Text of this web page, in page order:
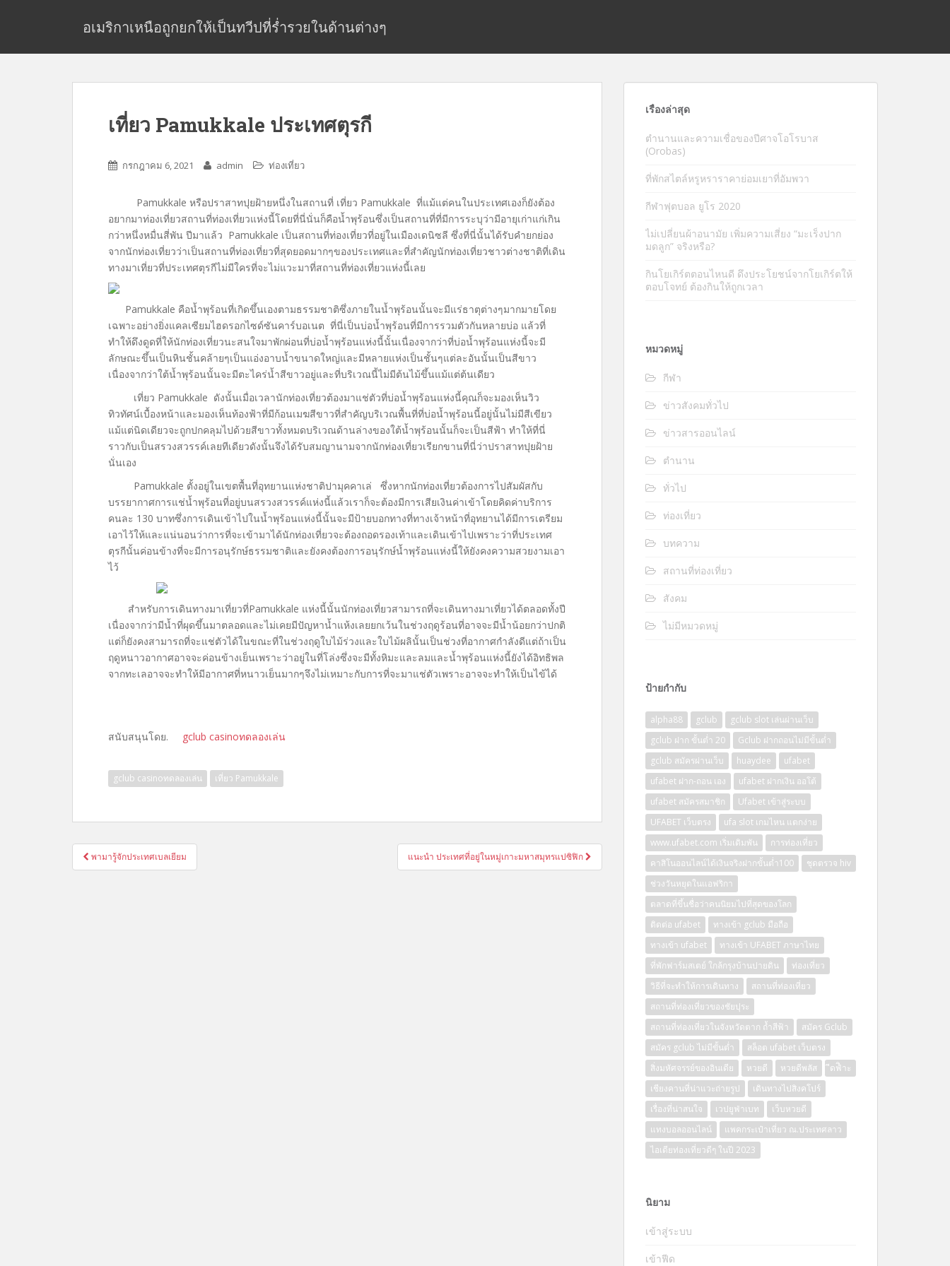
p
อเมริกาเหนือถูกยกให้เป็นทวีปที่ร่ำรวยในด้านต่างๆ
เที่ยว Pamukkale ประเทศตุรกี
กรกฎาคม 6, 2021 admin ท่องเที่ยว
Pamukkale หรือปราสาทปุยฝ้ายหนึ่งในสถานที่ เที่ยว Pamukkale ที่แม้แต่คนในประเทศเองก็ยังต้อง
อยากมาท่องเที่ยวสถานที่ท่องเที่ยวแห่งนี้โดยที่นี่นั่นก็คือน้ำพุร้อนซึ่งเป็นสถานที่ที่มีการระบุว่ามีอายุเก่าแก่เกิน
กว่าหนึ่งหมื่นสี่พัน ปีมาแล้ว Pamukkale เป็นสถานที่ท่องเที่ยวที่อยู่ในเมืองเดนิซลี ซึ่งที่นี่นั้นได้รับคำยกย่อง
จากนักท่องเที่ยวว่าเป็นสถานที่ท่องเที่ยวที่สุดยอดมากๆของประเทศและที่สำคัญนักท่องเที่ยวชาวต่างชาติที่เดิน
ทางมาเที่ยวที่ประเทศตุรกีไม่มีใครที่จะไม่แวะมาที่สถานที่ท่องเที่ยวแห่งนี้เลย
Pamukkale คือน้ำพุร้อนที่เกิดขึ้นเองตามธรรมชาติซึ่งภายในน้ำพุร้อนนั้นจะมีแร่ธาตุต่างๆมากมายโดย
เฉพาะอย่างยิ่งแคลเซียมไฮดรอกไซด์ซันคาร์บอเนต ที่นี่เป็นบ่อน้ำพุร้อนที่มีการรวมตัวกันหลายบ่อ แล้วที่
ทำให้ดึงดูดที่ให้นักท่องเที่ยวนะสนใจมาพักผ่อนที่บ่อน้ำพุร้อนแห่งนี้นั้นเนื่องจากว่าที่บ่อน้ำพุร้อนแห่งนี้จะมี
ลักษณะขึ้นเป็นหินชั้นคล้ายๆเป็นแอ่งอาบน้ำขนาดใหญ่และมีหลายแห่งเป็นชั้นๆแต่ละอันนั้นเป็นสีขาว
เนื่องจากว่าใต้น้ำพุร้อนนั้นจะมีตะไคร่น้ำสีขาวอยู่และที่บริเวณนี้ไม่มีต้นไม้ขึ้นแม้แต่ต้นเดียว
เที่ยว Pamukkale ดังนั้นเมื่อเวลานักท่องเที่ยวต้องมาแช่ตัวที่บ่อน้ำพุร้อนแห่งนี้คุณก็จะมองเห็นวิว
ทิวทัศน์เบื้องหน้าและมองเห็นท้องฟ้าที่มีก้อนเมฆสีขาวที่สำคัญบริเวณพื้นที่ที่บ่อน้ำพุร้อนนี้อยู่นั้นไม่มีสีเขียว
แม้แต่นิดเดียวจะถูกปกคลุมไปด้วยสีขาวทั้งหมดบริเวณด้านล่างของใต้น้ำพุร้อนนั้นก็จะเป็นสีฟ้า ทำให้ที่นี่
ราวกับเป็นสรวงสวรรค์เลยทีเดียวดังนั้นจึงได้รับสมญานามจากนักท่องเที่ยวเรียกขานที่นี่ว่าปราสาทปุยฝ้าย
นั่นเอง
Pamukkale ตั้งอยู่ในเขตพื้นที่อุทยานแห่งชาติปามุคคาเล่ ซึ่งหากนักท่องเที่ยวต้องการไปสัมผัสกับ
บรรยากาศการแช่น้ำพุร้อนที่อยู่บนสรวงสวรรค์แห่งนี้แล้วเราก็จะต้องมีการเสียเงินค่าเข้าโดยคิดค่าบริการ
คนละ 130 บาทซึ่งการเดินเข้าไปในน้ำพุร้อนแห่งนี้นั้นจะมีป้ายบอกทางที่ทางเจ้าหน้าที่อุทยานได้มีการเตรียม
เอาไว้ให้และแน่นอนว่าการที่จะเข้ามาได้นักท่องเที่ยวจะต้องถอดรองเท้าและเดินเข้าไปเพราะว่าที่ประเทศ
ตุรกีนั้นค่อนข้างที่จะมีการอนุรักษ์ธรรมชาติและยังคงต้องการอนุรักษ์น้ำพุร้อนแห่งนี้ให้ยังคงความสวยงามเอา
ไว้
สำหรับการเดินทางมาเที่ยวที่Pamukkale แห่งนี้นั้นนักท่องเที่ยวสามารถที่จะเดินทางมาเที่ยวได้ตลอดทั้งปี
เนื่องจากว่ามีน้ำที่ผุดขึ้นมาตลอดและไม่เคยมีปัญหาน้ำแห้งเลยยกเว้นในช่วงฤดูร้อนที่อาจจะมีน้ำน้อยกว่าปกติ
แต่ก็ยังคงสามารถที่จะแช่ตัวได้ในขณะที่ในช่วงฤดูใบไม้ร่วงและใบไม้ผลินั้นเป็นช่วงที่อากาศกำลังดีแต่ถ้าเป็น
ฤดูหนาวอากาศอาจจะค่อนข้างเย็นเพราะว่าอยู่ในที่โล่งซึ่งจะมีทั้งหิมะและลมและน้ำพุร้อนแห่งนี้ยังได้อิทธิพล
จากทะเลอาจจะทำให้มีอากาศที่หนาวเย็นมากๆจึงไม่เหมาะกับการที่จะมาแช่ตัวเพราะอาจจะทำให้เป็นไข้ได้
สนับสนุนโดย. gclub casinoทดลองเล่น
gclub casinoทดลองเล่น เที่ยว Pamukkale
แนะแนว
เรื่อง
พามารู้จักประเทศเบลเยียม แนะนำ ประเทศที่อยู่ในหมู่เกาะมหาสมุทรแปซิฟิก
เรื่องล่าสุด
ตำนานและความเชื่อของปีศาจโอโรบาส
(Orobas)
ที่พักสไตล์หรูหราราคาย่อมเยาที่อัมพวา
กีฬาฟุตบอล ยูโร 2020
ไม่เปลี่ยนผ้าอนามัย เพิ่มความเสี่ยง “มะเร็งปาก
มดลูก” จริงหรือ?
กินโยเกิร์ตตอนไหนดี ดึงประโยชน์จากโยเกิร์ตให้
ตอบโจทย์ ต้องกินให้ถูกเวลา
หมวดหมู่
กีฬา
ข่าวสังคมทั่วไป
ข่าวสารออนไลน์
ตำนาน
ทั่วไป
ท่องเที่ยว
บทความ
สถานที่ท่องเที่ยว
สังคม
ไม่มีหมวดหมู่
ป้ายกำกับ
alpha88 gclub
gclub slot เล่นผ่านเว็บ
gclub ฝาก ขั้นต่ำ 20
Gclub ฝากถอนไม่มีขั้นต่ำ
gclub สมัครผ่านเว็บ
huaydee
ufabet
ufabet ฝาก-ถอน เอง
ufabet ฝากเงิน ออโต้
ufabet สมัครสมาชิก
Ufabet เข้าสู่ระบบ
UFABET เว็บตรง
ufa slot เกมไหน แตกง่าย
www.ufabet.com เริ่มเดิมพัน
การท่องเที่ยว
คาสิโนออนไลน์ได้เงินจริงฝากขั้นต่ำ100
ชุดตรวจ hiv
ช่วงวันหยุดในแอฟริกา
ตลาดที่ขึ้นชื่อว่าคนนิยมไปที่สุดของโลก
ติดต่อ ufabet
ทางเข้า gclub มือถือ
ทางเข้า ufabet
ทางเข้า UFABET ภาษาไทย
ที่พักฟาร์มสเตย์ ใกล้กรุงบ้านปายดิน
ท่องเที่ยว
วิธีที่จะทำให้การเดินทาง
สถานที่ท่องเที่ยว
สถานที่ท่องเที่ยวของชัยปุระ
สถานที่ท่องเที่ยวในจังหวัดตาก ถ้ำสีฟ้า
สมัคร Gclub
สมัคร gclub ไม่มีขั้นต่ำ
สล็อต ufabet เว็บตรง
สิ่งมหัศจรรย์ของอินเดีย
หวยดี หวยดีพลัส
ีดฟิำะ
เชียงคานที่น่าแวะถ่ายรูป
เดินทางไปสิงคโปร์
เรื่องที่น่าสนใจ
เวปยูฟ่าเบท
เว็บหวยดี
แทงบอลออนไลน์
แพคกระเป๋าเที่ยว ณ.ประเทศลาว
ไอเดียท่องเที่ยวดีๆ ในปี 2023
นิยาม
เข้าสู่ระบบ
เข้าฟีด